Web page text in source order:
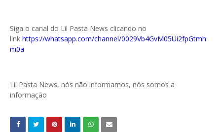
Siga o canal do Lil Pasta News clicando no
link https://whatsapp.com/channel/0029Vb4GvM05Ui2fpGtmh
m0a
Lil Pasta News, nós não informamos, nós somos a
informação